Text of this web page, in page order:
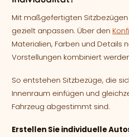
Mit maßgefertigten
gezielt anpassen. Über den
Materialien, Farben und Details
Vorstellungen kombiniert
So entstehen Sitzbezüge, die
Innenraum einfügen und
Fahrzeug abgestimmt sind.
Erstellen Sie individuelle